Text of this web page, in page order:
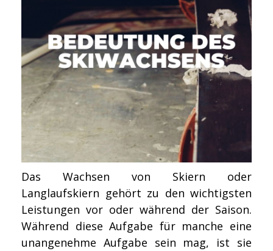
Das Wachsen von Skiern oder
Langlaufskiern gehört zu den wichtigsten
Leistungen vor oder während der Saison.
Während diese Aufgabe für manche eine
unangenehme Aufgabe sein mag, ist sie